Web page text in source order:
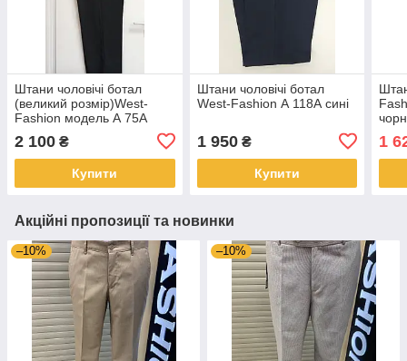
Штани чоловічі ботал
(великий розмір)West-
Fashion модель А 75А
2 100 ₴
Купити
Штани чоловічі ботал
West-Fashion А 118А сині
1 950₴
Купити
1
Акційні пропозиції та новинки
–10% –10%